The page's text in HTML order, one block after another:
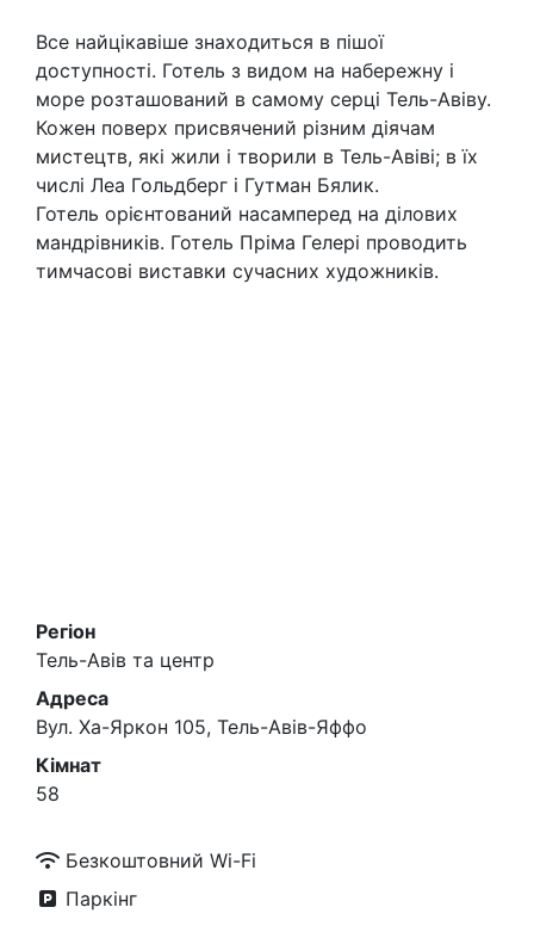
Все найцікавіше знаходиться в пішої
доступності. Готель з видом на набережну і
море розташований в самому серці Тель-Авіву.
Кожен поверх присвячений різним діячам
мистецтв, які жили і творили в Тель-Авіві; в їх
числі Леа Гольдберг і Гутман Бялик.
Готель орієнтований насамперед на ділових
мандрівників. Готель Прiма Гелері проводить
тимчасові виставки сучасних художників.
Регіон
Тель-Авів та центр
Адреса
Вул. Ха-Яркон 105, Тель-Авів-Яффо
Кімнат
58
Безкоштовний Wi-Fi
Паркінг